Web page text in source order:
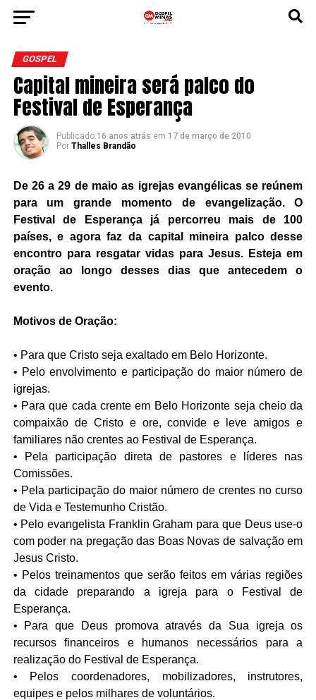
GOSPEL
Capital mineira será palco do
Festival de Esperança
Publicado 16 anos atrás em 17 de março de 2010
Por Thalles Brandão
De 26 a 29 de maio as igrejas evangélicas se reúnem
para um grande momento de evangelização. O
Festival de Esperança já percorreu mais de 100
países, e agora faz da capital mineira palco desse
encontro para resgatar vidas para Jesus. Esteja em
oração ao longo desses dias que antecedem o
evento.
Motivos de Oração:
• Para que Cristo seja exaltado em Belo Horizonte.
• Pelo envolvimento e participação do maior número de
igrejas.
• Para que cada crente em Belo Horizonte seja cheio da
compaixão de Cristo e ore, convide e leve amigos e
familiares não crentes ao Festival de Esperança.
• Pela participação direta de pastores e líderes nas
Comissões.
• Pela participação do maior número de crentes no curso
de Vida e Testemunho Cristão.
• Pelo evangelista Franklin Graham para que Deus use-o
com poder na pregação das Boas Novas de salvação em
Jesus Cristo.
• Pelos treinamentos que serão feitos em várias regiões
da cidade preparando a igreja para o Festival de
Esperança.
• Para que Deus promova através da Sua igreja os
recursos financeiros e humanos necessários para a
realização do Festival de Esperança.
• Pelos coordenadores, mobilizadores, instrutores,
equipes e pelos milhares de voluntários.